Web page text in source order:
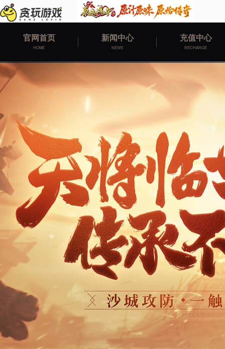
官网首页
HOME
新闻中心
NEWS
充值中心
RECHARGE